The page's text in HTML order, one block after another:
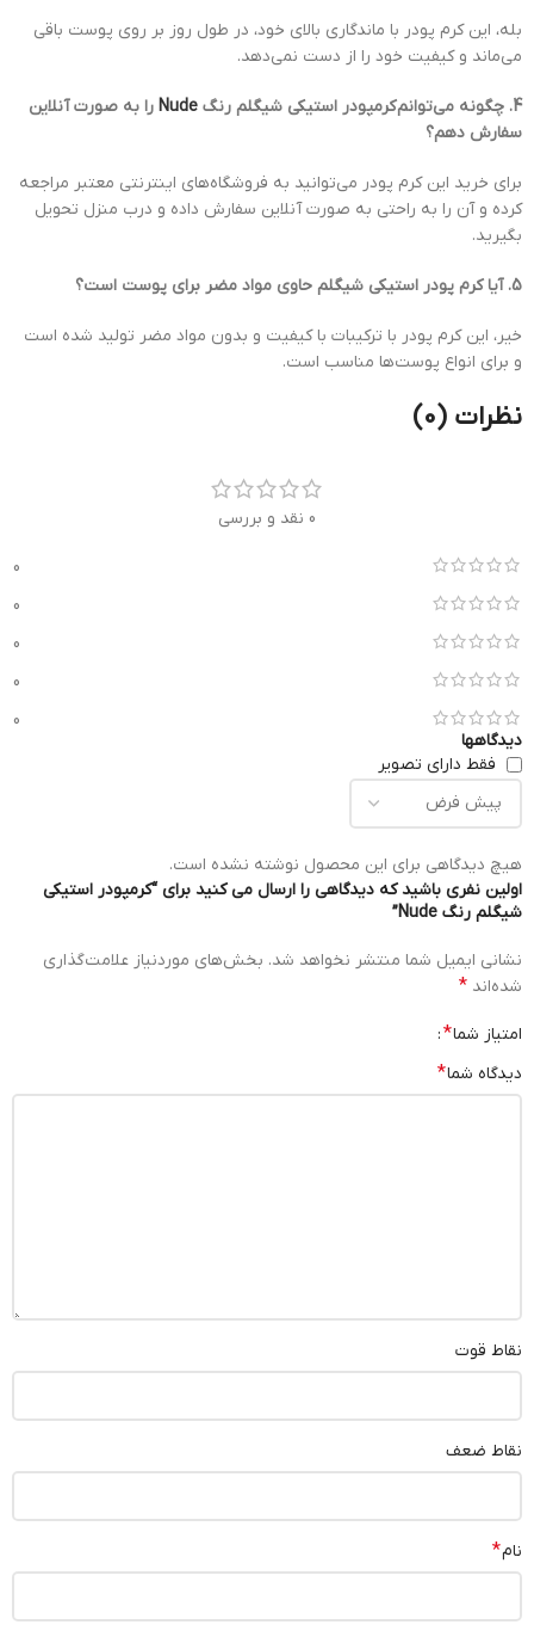
بله، این کرم پودر با ماندگاری بالای خود، در طول روز بر روی پوست باقی
می‌ماند و کیفیت خود را از دست نمی‌دهد.
4. چگونه می‌توانم کرمپودر استیکی شیگلم رنگ Nude را به صورت آنلاین
سفارش دهم؟
برای خرید این کرم پودر می‌توانید به فروشگاه‌های اینترنتی معتبر مراجعه
کرده و آن را به راحتی به صورت آنلاین سفارش داده و درب منزل تحویل
بگیرید.
5. آیا کرم پودر استیکی شیگلم حاوی مواد مضر برای پوست است؟
خیر، این کرم پودر با ترکیبات با کیفیت و بدون مواد مضر تولید شده است
و برای انواع پوست‌ها مناسب است.
نظرات (0)
0 نقد و بررسی
0
0
0
0
0
دیدگاهها
فقط دارای تصویر
هیچ دیدگاهی برای این محصول نوشته نشده است.
اولین نفری باشید که دیدگاهی را ارسال می کنید برای “کرمپودر استیکی
شیگلم رنگ Nude”
نشانی ایمیل شما منتشر نخواهد شد. بخش‌های موردنیاز علامت‌گذاری
شده‌اند *
امتیاز شما*
دیدگاه شما*
نقاط قوت
نقاط ضعف
نام*